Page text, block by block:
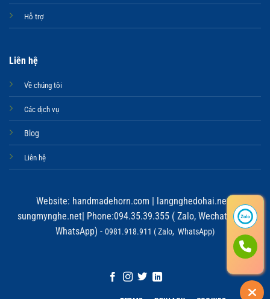
Hỗ trợ
Liên hệ
Về chúng tôi
Các dịch vụ
Blog
Liên hệ
Website: handmadehorn.com | langnghedohai.net
sungmynghe.net| Phone:094.35.39.355 ( Zalo, Wechat, Viber,
WhatsApp) - 0981.918.911 ( Zalo, WhatsApp)